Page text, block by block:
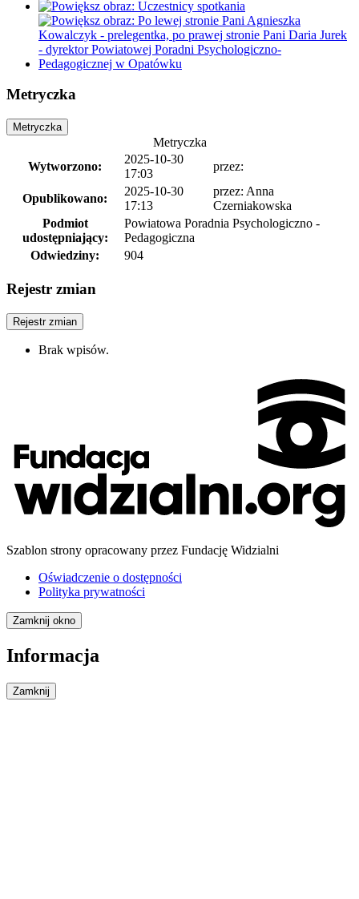
Metryczka
Metryczka
Metryczka
Wytworzono:
2025-10-30
17:03
przez:
Opublikowano:
2025-10-30
17:13
przez: Anna
Czerniakowska
Podmiot
udostępniający:
Powiatowa Poradnia Psychologiczno -
Pedagogiczna
Odwiedziny:
904
Rejestr zmian
Rejestr zmian
Brak wpisów.
Szablon strony opracowany przez Fundację Widzialni
Oświadczenie o dostępności
Polityka prywatności
Zamknij okno
Informacja
Zamknij